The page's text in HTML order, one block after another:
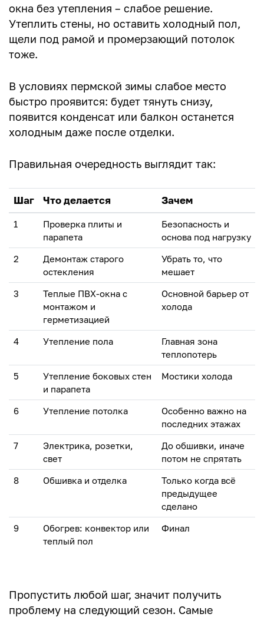
окна без утепления – слабое решение.
Утеплить стены, но оставить холодный пол,
щели под рамой и промерзающий потолок
тоже.
В условиях пермской зимы слабое место
быстро проявится: будет тянуть снизу,
появится конденсат или балкон останется
холодным даже после отделки.
Правильная очередность выглядит так:
Шаг Что делается Зачем
1
Проверка плиты и
парапета
Безопасность и
основа под нагрузку
2
Демонтаж старого
остекления
Убрать то, что
мешает
3
Теплые ПВХ-окна с
монтажом и
герметизацией
Основной барьер от
холода
4 Утепление пола
Главная зона
теплопотерь
5
Утепление боковых стен
и парапета
Мостики холода
6 Утепление потолка
Особенно важно на
последних этажах
7
Электрика, розетки,
свет
До обшивки, иначе
потом не спрятать
8 Обшивка и отделка
Только когда всё
предыдущее
сделано
9
Обогрев: конвектор или
теплый пол
Финал
Пропустить любой шаг, значит получить
проблему на следующий сезон. Самые